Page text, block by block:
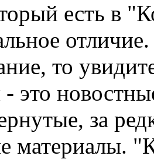
есть в
то
это
за
материалы.